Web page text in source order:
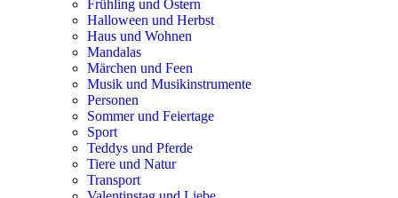
Tiere und Natur
Valentinstag und Liebe
Winter und Weihnachten
Unkategorisiert
Frühling und Ostern
Halloween und Herbst
Haus und Wohnen
Mandalas
Märchen und Feen
Musik und Musikinstrumente
Personen
Sommer und Feiertage
Sport
Teddys und Pferde
Tiere und Natur
Transport